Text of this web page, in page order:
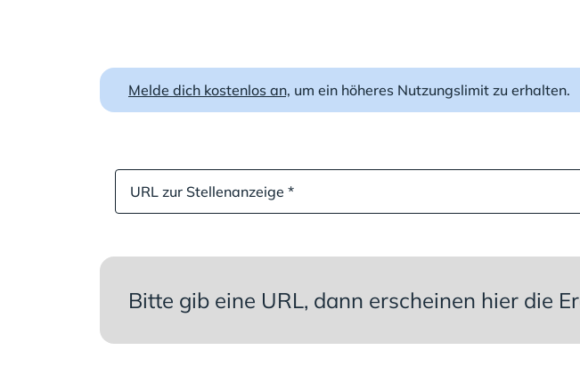
Melde dich kostenlos an, um ein höheres Nutzungslimit zu erhalten.
Bitte gib eine URL, dann erscheinen hier die